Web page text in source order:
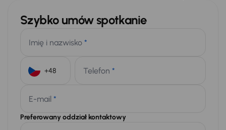
Szybko umów spotkanie
Imię i nazwisko *
Telefon *
E-mail *
Preferowany oddział kontaktowy